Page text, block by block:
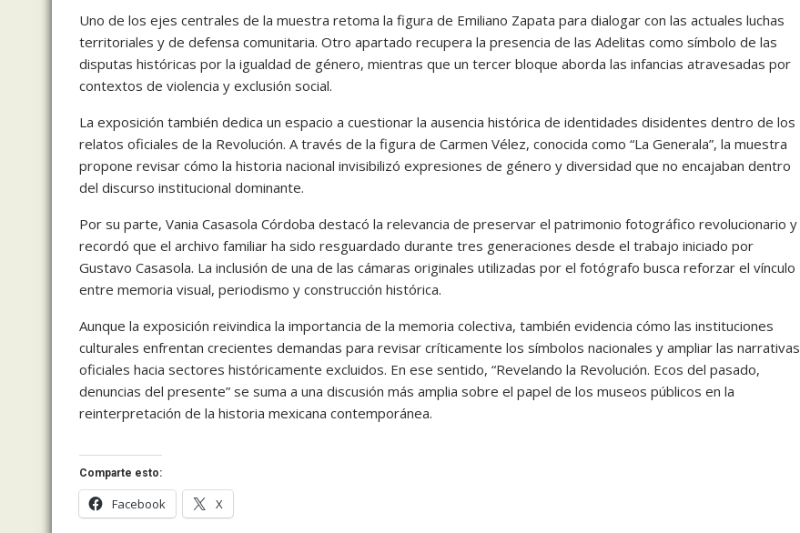
Uno de los ejes centrales de la muestra retoma la figura de Emiliano Zapata para dialogar con las actuales luchas
territoriales y de defensa comunitaria. Otro apartado recupera la presencia de las Adelitas como símbolo de las
disputas históricas por la igualdad de género, mientras que un tercer bloque aborda las infancias atravesadas por
contextos de violencia y exclusión social.
La exposición también dedica un espacio a cuestionar la ausencia histórica de identidades disidentes dentro de los
relatos oficiales de la Revolución. A través de la figura de Carmen Vélez, conocida como “La Generala”, la muestra
propone revisar cómo la historia nacional invisibilizó expresiones de género y diversidad que no encajaban dentro
del discurso institucional dominante.
Por su parte, Vania Casasola Córdoba destacó la relevancia de preservar el patrimonio fotográfico revolucionario y
recordó que el archivo familiar ha sido resguardado durante tres generaciones desde el trabajo iniciado por
Gustavo Casasola. La inclusión de una de las cámaras originales utilizadas por el fotógrafo busca reforzar el vínculo
entre memoria visual, periodismo y construcción histórica.
Aunque la exposición reivindica la importancia de la memoria colectiva, también evidencia cómo las instituciones
culturales enfrentan crecientes demandas para revisar críticamente los símbolos nacionales y ampliar las narrativas
oficiales hacia sectores históricamente excluidos. En ese sentido, “Revelando la Revolución. Ecos del pasado,
denuncias del presente” se suma a una discusión más amplia sobre el papel de los museos públicos en la
reinterpretación de la historia mexicana contemporánea.
Comparte esto:
Facebook X